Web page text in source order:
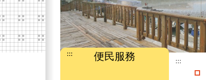
::: 便民服務
:::